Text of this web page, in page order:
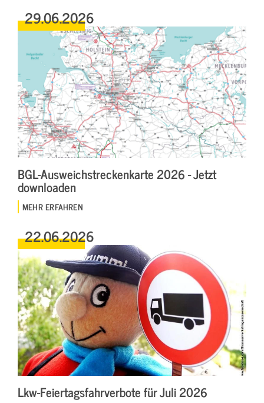
29.06.2026
BGL-Ausweichstreckenkarte 2026 - Jetzt
downloaden
MEHR ERFAHREN
22.06.2026
Lkw-Feiertagsfahrverbote für Juli 2026